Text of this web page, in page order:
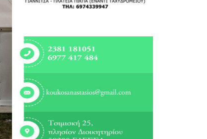
Αθλητικά